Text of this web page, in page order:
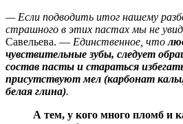
— Если подводить итог нашему
страшного в этих пастах мы не
Савельева. — Единственное, что
чувствительные зубы, следует
состав пасты и стараться
присутствуют мел (карбонат
белая глина).
А тем, у кого много пломб и